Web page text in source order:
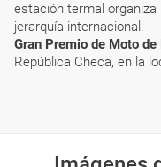
estación termal
jerarquía internacional.
Gran Premio de Moto de
República Checa, en la